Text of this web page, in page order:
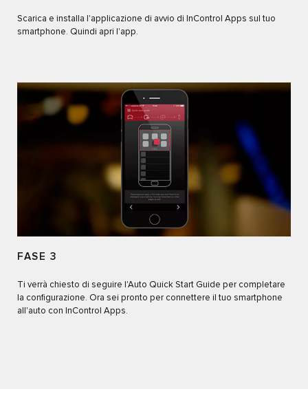
Scarica e installa l'applicazione di avvio di InControl Apps sul tuo
smartphone. Quindi apri l'app.
FASE 3
Ti verrà chiesto di seguire l'Auto Quick Start Guide per completare
la configurazione. Ora sei pronto per connettere il tuo smartphone
all'auto con InControl Apps.